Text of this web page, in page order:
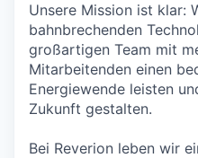
Unsere Mission ist klar:
bahnbrechenden
großartigen Team mit
Mitarbeitenden einen
Energiewende leisten
Zukunft gestalten.
Bei Reverion leben wir